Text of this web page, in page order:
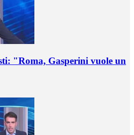
"Roma, Gasperini vuole un